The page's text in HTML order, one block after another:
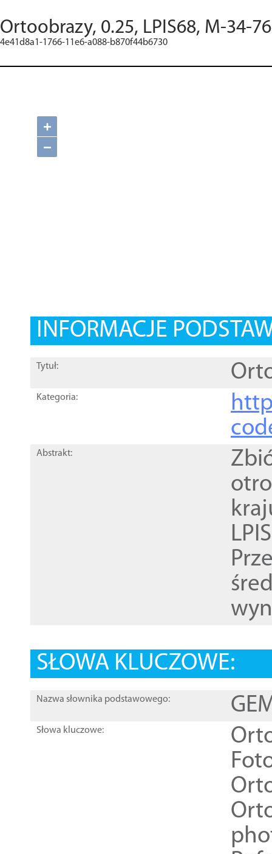
Ortoobrazy, 0.25, LPIS68, M-34-
4e41d8a1-1766-11e6-a088-b870f44b6730
+
−
INFORMACJE
Tytuł:
Kategoria:
Abstrakt:
SŁOWA KLUCZOWE:
Nazwa słownika podstawowego:
Słowa kluczowe: